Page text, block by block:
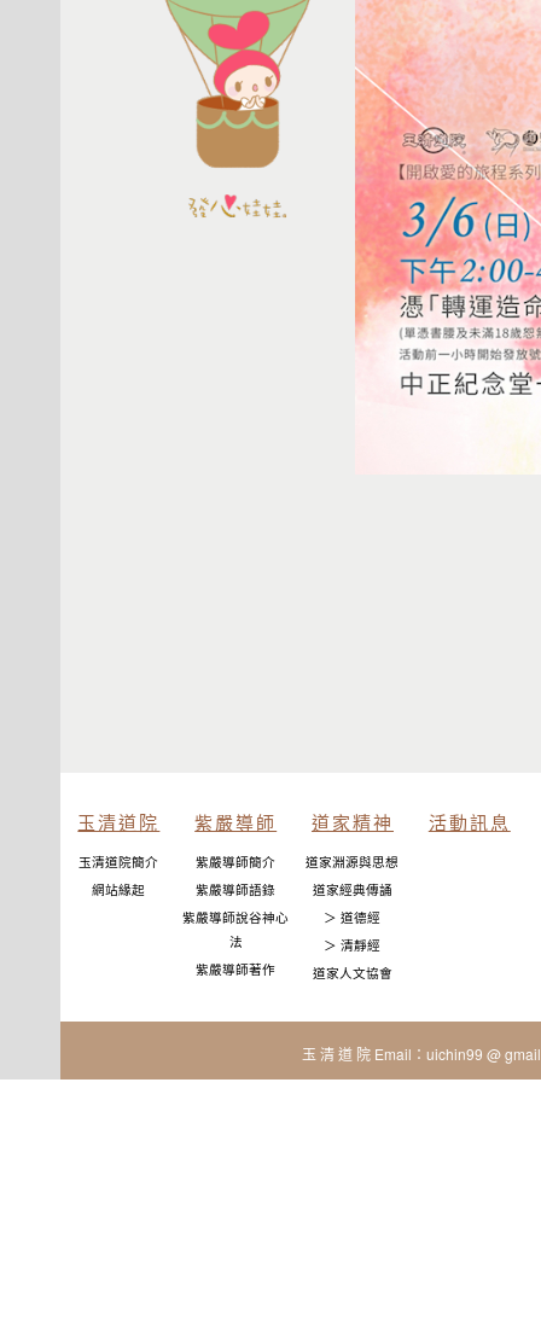
玉清道院
玉清道院簡介
網站緣起
紫嚴導師
紫嚴導師簡介
紫嚴導師語錄
紫嚴導師說谷神心
法
紫嚴導師著作
道家精神
道家淵源與思想
道家經典傳誦
＞ 道德經
＞ 清靜經
道家人文協會
活動訊息
玉 清 道 院 Email：uichin99 @